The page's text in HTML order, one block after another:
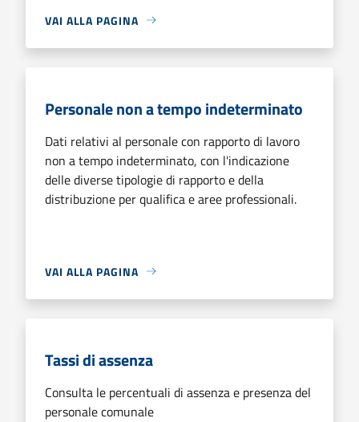
VAI ALLA PAGINA
Personale non a tempo indeterminato
Dati relativi al personale con rapporto di lavoro
non a tempo indeterminato, con l'indicazione
delle diverse tipologie di rapporto e della
distribuzione per qualifica e aree professionali.
VAI ALLA PAGINA
Tassi di assenza
Consulta le percentuali di assenza e presenza del
personale comunale